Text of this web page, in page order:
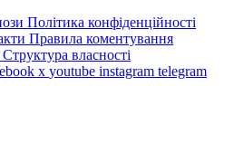
Політика конфіденційності
Правила коментування
Структура власності
x youtube instagram telegram